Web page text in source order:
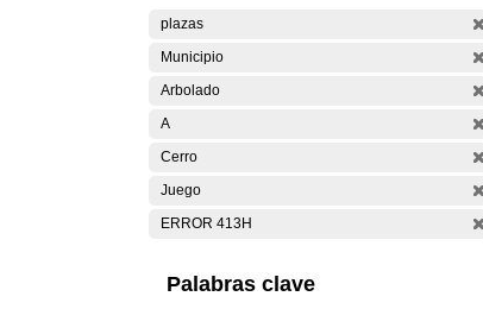
plazas
Municipio
Arbolado
A
Cerro
Juego
ERROR 413H
Palabras clave